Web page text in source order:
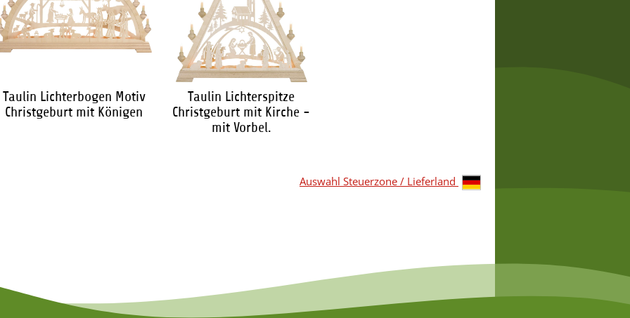
Taulin Lichterbogen Motiv
Christgeburt mit Königen
Taulin Lichterspitze
Christgeburt mit Kirche -
mit Vorbel.
Auswahl Steuerzone / Lieferland